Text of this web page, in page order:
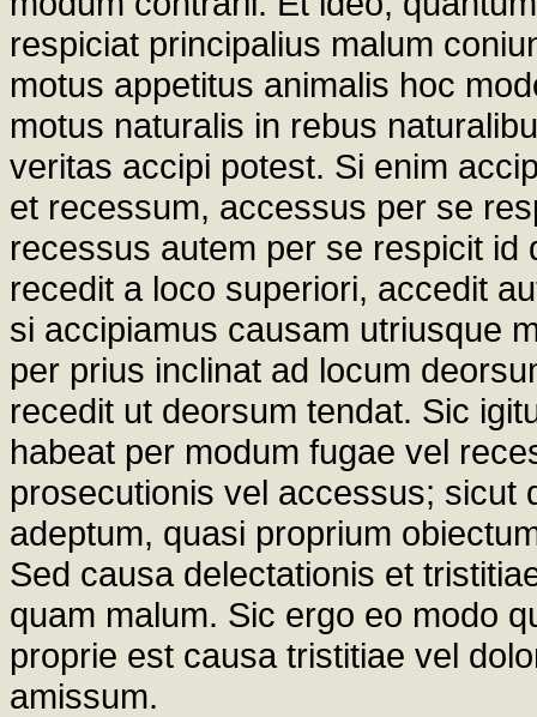
respiciat principalius malum
motus appetitus animalis hoc
motus naturalis in rebus
veritas accipi potest. Si enim
et recessum, accessus per se
recessus autem per se respicit
recedit a loco superiori, accedit
si accipiamus causam utriusque
per prius inclinat ad locum
recedit ut deorsum tendat. Sic
habeat per modum fugae vel
prosecutionis vel accessus; sicut
adeptum, quasi proprium
Sed causa delectationis et
quam malum. Sic ergo eo modo
proprie est causa tristitiae vel
amissum.